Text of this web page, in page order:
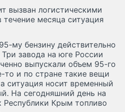
вызван логистическими
месяца ситуация
му бензину действительно
завода на юге России
выпускали объем 95-го
то и по стране такие вещи
ситуация носит временный
На сегодняшний день на
Республики Крым топливо